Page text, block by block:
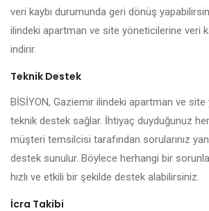
veri kaybı durumunda geri dönüş
ilindeki apartman ve site yöneticilerine veri
indirir.
Teknik Destek
BİSİYON, Gaziemir ilindeki apartman ve
teknik destek sağlar. İhtiyaç duyduğunuz
müşteri temsilcisi tarafından sorularınız
destek sunulur. Böylece herhangi bir sorunla
hızlı ve etkili bir şekilde destek alabilirsiniz.
İcra Takibi